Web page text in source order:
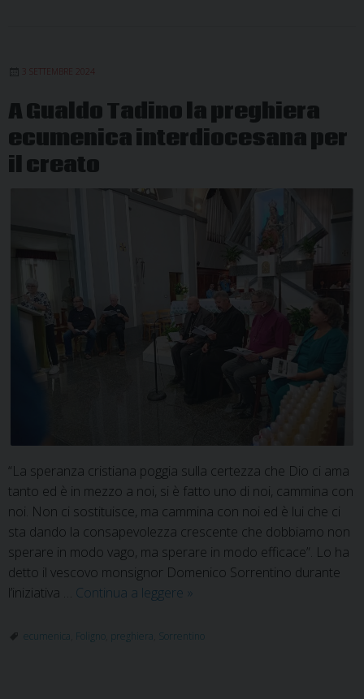
3 SETTEMBRE 2024
A Gualdo Tadino la preghiera
ecumenica interdiocesana per
il creato
“La speranza cristiana poggia sulla certezza che Dio ci ama
tanto ed è in mezzo a noi, si è fatto uno di noi, cammina con
noi. Non ci sostituisce, ma cammina con noi ed è lui che ci
sta dando la consapevolezza crescente che dobbiamo non
sperare in modo vago, ma sperare in modo efficace”. Lo ha
detto il vescovo monsignor Domenico Sorrentino durante
l’iniziativa … Continua a leggere A
Tadino
»
ecumenica Foligno preghiera Sorrentino